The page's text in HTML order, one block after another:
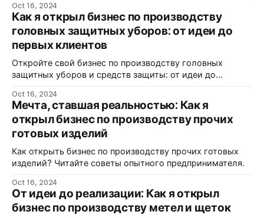
Oct 16, 2024
Как я открыл бизнес по производству
головных защитных уборов: от идеи до
первых клиентов
Откройте свой бизнес по производству головных
защитных уборов и средств защиты: от идеи до
Oct 16, 2024
Мечта, ставшая реальностью: Как я
открыл бизнес по производству прочих
готовых изделий
Как открыть бизнес по производству прочих готовых
изделий? Читайте советы опытного предпринимателя.
Oct 16, 2024
От идеи до реализации: Как я открыл
бизнес по производству метел и щеток